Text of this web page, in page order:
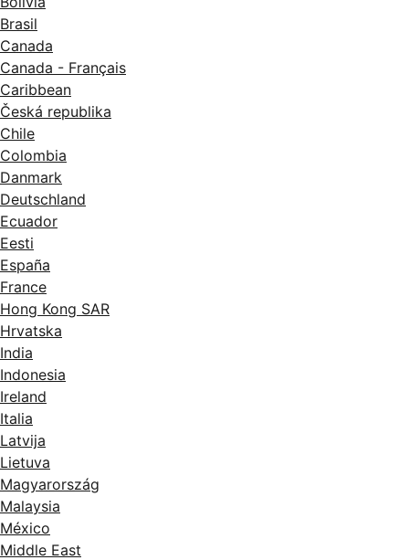
Brasil
Canada
Canada - Français
Caribbean
Česká republika
Chile
Colombia
Danmark
Deutschland
Ecuador
Eesti
España
France
Hong Kong SAR
Hrvatska
India
Indonesia
Ireland
Italia
Latvija
Lietuva
Magyarország
Malaysia
México
Middle East